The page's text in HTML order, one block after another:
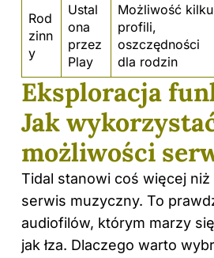
Rod
zinn
y
Ustal
ona
przez
Play
Możliwość kilku
profili,
oszczędności
dla rodzin
Eksploracja
Jak
możliwości
Tidal stanowi coś więcej
serwis muzyczny. To
audiofilów, którym marzy
jak łza. Dlaczego warto